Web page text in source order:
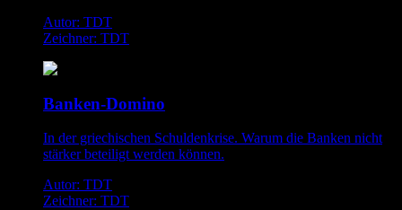
Autor: TDT
Zeichner: TDT
Banken-Domino
In der griechischen Schuldenkrise. Warum die Banken nicht
stärker beteiligt werden können.
Autor: TDT
Zeichner: TDT